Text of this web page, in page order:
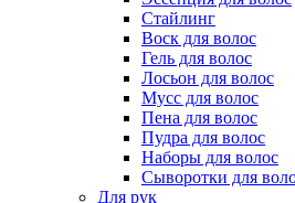
Стайлинг
Воск для волос
Гель для волос
Лосьон для волос
Мусс для волос
Пена для волос
Пудра для волос
Наборы для волос
Сыворотки для
Для рук